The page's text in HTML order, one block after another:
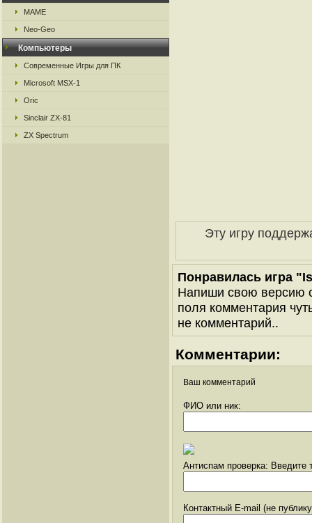
MAME
Neo-Geo
Компьютеры
Современные Игры для ПК
Microsoft MSX-1
Oric
Sinclair ZX-81
ZX Spectrum
Эту игру
Понравилась игра
Напиши свою версию
поля комментария
не комментарий..
Комментарии:
Ваш комментарий
ФИО или ник:
Антиспам проверка: Введите
Контактный E-mail (не